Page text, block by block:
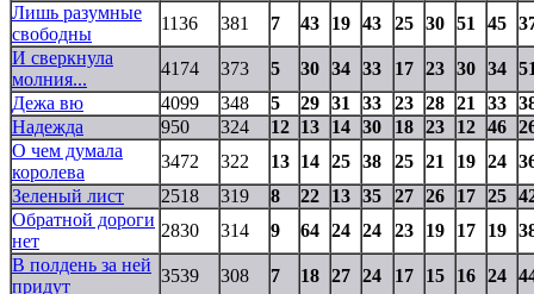
Лишь разумные
свободны
1136 381 7 43 19 43 25 30 51 45
И сверкнула
молния...
4174 373 5 30 34 33 17 23 30 34
Дежа вю
4099 348 5 29 31 33 23 28 21 33
Надежда
950 324 12 13 14 30 18 23 12 46
О чем думала
королева
3472 322 13 14 25 38 25 21 19 24
Зеленый лист
2518 319 8 22 13 35 27 26 17 25
Обратной дороги
нет
2830 314 9 64 24 24 23 19 17 19
В полдень за ней
придут
3539 308 7 18 27 24 17 15 16 24